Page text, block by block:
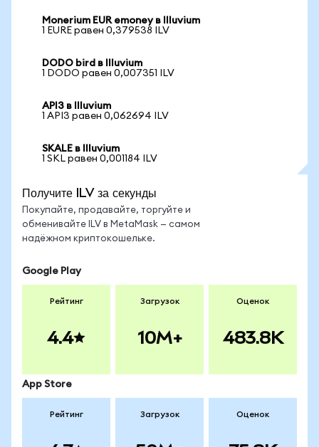
Monerium EUR emoney в Illuvium
1 EURE равен 0,379538 ILV
DODO bird в Illuvium
1 DODO равен 0,007351 ILV
API3 в Illuvium
1 API3 равен 0,062694 ILV
SKALE в Illuvium
1 SKL равен 0,001184 ILV
Получите ILV за секунды
Покупайте, продавайте, торгуйте и
обменивайте ILV в MetaMask — самом
надёжном криптокошельке.
Google Play
Рейтинг
4.4
Загрузок
10M+
Оценок
483.8K
App Store
Рейтинг Загрузок Оценок